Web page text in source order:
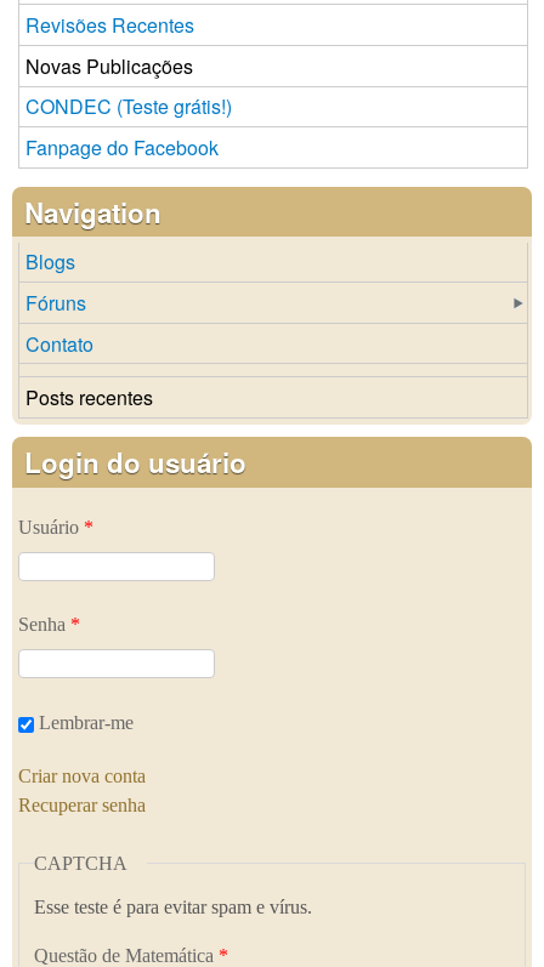
Revisões Recentes
Novas Publicações
CONDEC (Teste grátis!)
Fanpage do Facebook
Navigation
Blogs
Fóruns
Contato
Posts recentes
Login do usuário
Usuário *
Senha *
Lembrar-me
Criar nova conta
Recuperar senha
CAPTCHA
Esse teste é para evitar spam e vírus.
Questão de Matemática *